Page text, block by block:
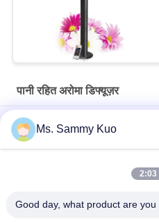
पानी रहित अरोमा डिफ्यूज़र
12V सफेद प्लास्टिक छोटे आकार चुप
रिमोट कंट्रोल होम उपयोग के साथ
Ms. Sammy Kuo
2:03
Good day, what product are